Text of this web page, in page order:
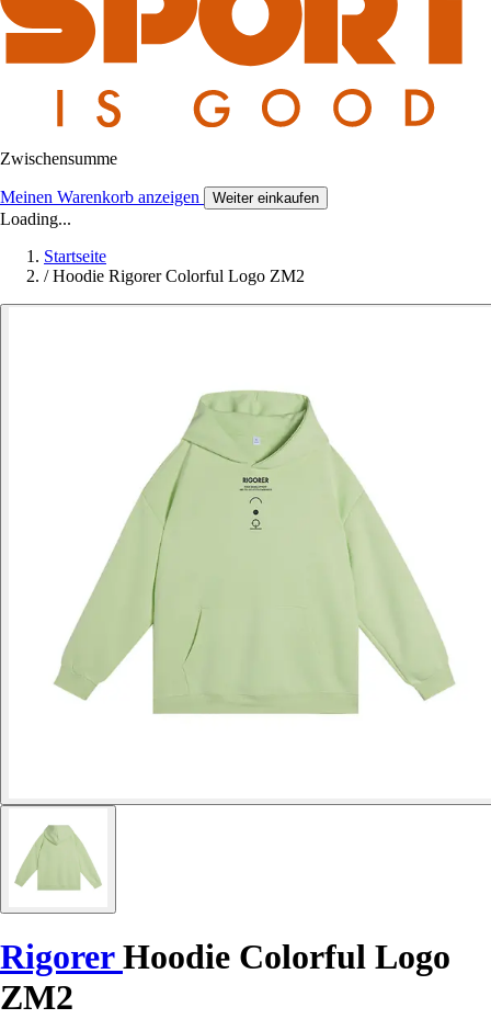
Zwischensumme
Meinen Warenkorb anzeigen Weiter einkaufen
Loading...
Startseite
/ Hoodie Rigorer Colorful Logo ZM2
RigorerHoodie Colorful Logo
ZM2